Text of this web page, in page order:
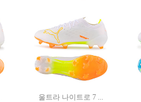
울트라 나이트로 7 ...